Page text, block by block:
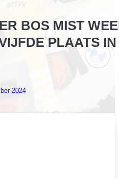
BOS MIST
PLAATS IN
2024